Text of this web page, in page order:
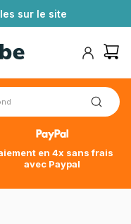
sur le site
en 4x sans frais
avec Paypal